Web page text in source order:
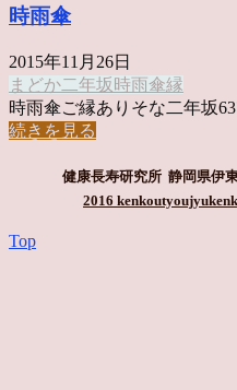
時雨傘
2015年11月26日
まどか二年坂 時雨傘縁
時雨傘ご縁ありそな二年坂
続きを見る
健康長寿研究所 静岡県伊
2016
Top